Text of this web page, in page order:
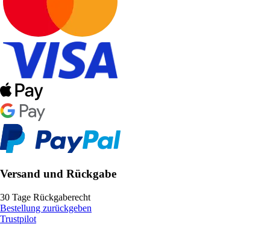
Versand und Rückgabe
30 Tage Rückgaberecht
Bestellung zurückgeben
Trustpilot